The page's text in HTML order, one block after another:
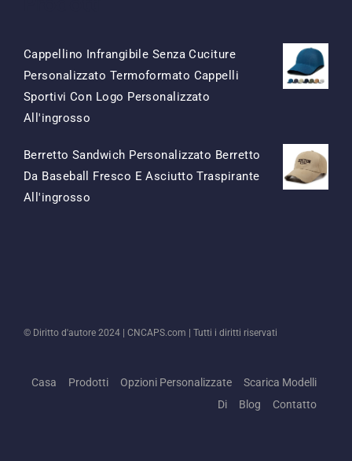
Cappellino Infrangibile Senza Cuciture
Personalizzato Termoformato Cappelli
Sportivi Con Logo Personalizzato
All'ingrosso
Originale
Era:
Attuale
È:
Berretto Sandwich Personalizzato Berretto
Da Baseball Fresco E Asciutto Traspirante
All'ingrosso
© Diritto d'autore 2024 | CNCAPS.com | Tutti i diritti riservati
Casa Prodotti Opzioni Personalizzate
Scarica Modelli
Di
Blog Contatto